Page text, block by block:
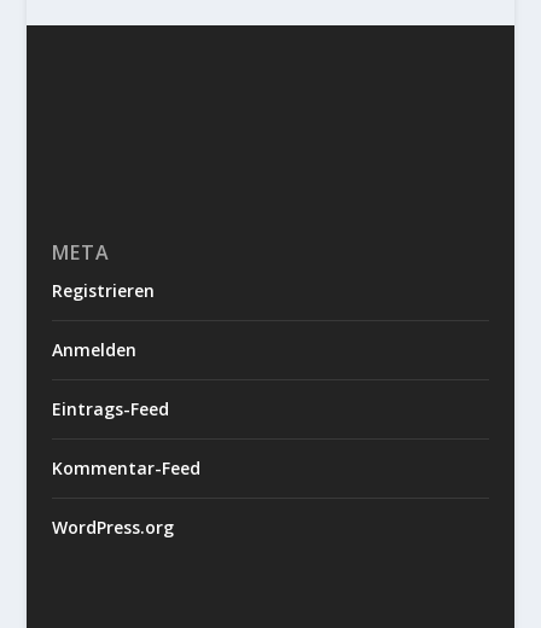
META
Registrieren
Anmelden
Eintrags-Feed
Kommentar-Feed
WordPress.org